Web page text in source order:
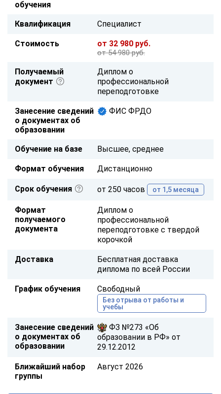
обучения
Квалификация Специалист
Стоимость от 32 980 руб.
от 54 980 руб.
Получаемый
документ
Диплом о
профессиональной
переподготовке
Занесение сведений
о документах об
образовании
ФИС ФРДО
Обучение на базе Высшее, среднее
Формат обучения Дистанционно
Срок обучения от 250 часов от 1,5 месяца
Формат
получаемого
документа
Диплом о
профессиональной
переподготовке с твердой
корочкой
Доставка
Бесплатная доставка
диплома по всей России
График обучения Свободный
Без отрыва от работы и
учебы
Занесение сведений
о документах об
образовании
ФЗ №273 «Об
образовании в РФ» от
29.12.2012
Ближайший набор
группы
Август 2026